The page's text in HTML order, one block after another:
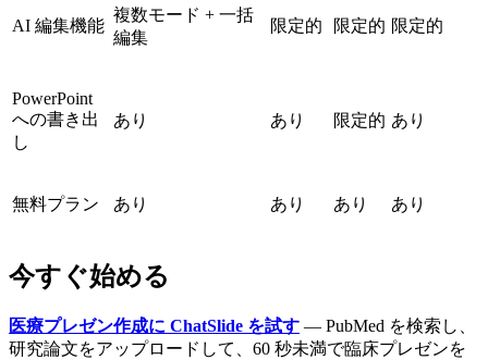
AI 編集機能
複数モード + 一括
編集
限定的 限定的 限定的
PowerPoint
への書き出
し
あり あり 限定的 あり
無料プラン あり あり あり あり
今すぐ始める
医療プレゼン作成に ChatSlide を試す — PubMed を検索し、
研究論文をアップロードして、60 秒未満で臨床プレゼンを